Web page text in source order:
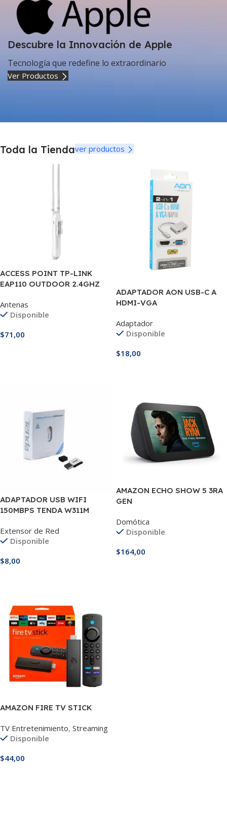
Descubre la Innovación de Apple
Tecnología que redefine lo extraordinario
Ver Productos
Toda la Tiendaver productos
ACCESS POINT TP-LINK
EAP110 OUTDOOR 2.4GHZ
Antenas
Disponible
$71,00
ADAPTADOR AON USB-C A
HDMI-VGA
Adaptador
Disponible
$18,00
ADAPTADOR USB WIFI
150MBPS TENDA W311M
Extensor de Red
Disponible
$8,00
AMAZON ECHO SHOW 5 3RA
GEN
Domótica
Disponible
$164,00
AMAZON FIRE TV STICK
TV Entretenimiento, Streaming
Disponible
$44,00